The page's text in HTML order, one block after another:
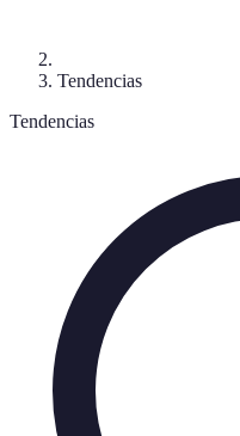
Tendencias
Tendencias